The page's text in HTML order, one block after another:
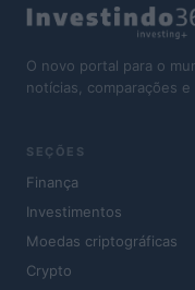
O novo portal para o
notícias, comparações e
SEÇÕES
Finança
Investimentos
Moedas criptográficas
Crypto